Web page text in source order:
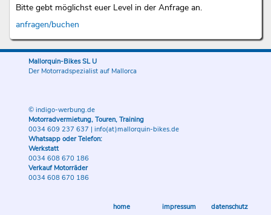
Bitte gebt möglichst euer Level in der Anfrage an.
anfragen/buchen
Mallorquin-Bikes SL U
Der Motorradspezialist auf Mallorca
© indigo-werbung.de
Motorradvermietung, Touren, Training
0034 609 237 637 | info(at)mallorquin-bikes.de
Whatsapp oder Telefon:
Werkstatt
0034 608 670 186
Verkauf Motorräder
0034 608 670 186
home impressum datenschutz